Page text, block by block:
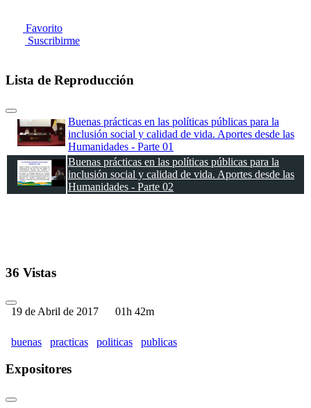
Favorito
Suscribirme
Lista de Reproducción
Buenas prácticas en las políticas públicas para la
inclusión social y calidad de vida. Aportes desde las
Humanidades - Parte 01
Buenas prácticas en las políticas públicas para la
inclusión social y calidad de vida. Aportes desde las
Humanidades - Parte 02
36 Vistas
19 de Abril de 2017 01h 42m
buenas practicas politicas publicas
Expositores